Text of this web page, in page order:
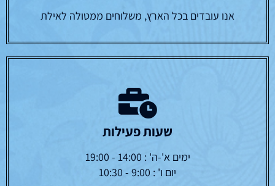
אנו עובדים בכל הארץ, משלוחים ממטולה לאילת
שעות פעילות
ימים א'-ה' : 14:00 - 19:00
יום ו' : 9:00 - 10:30